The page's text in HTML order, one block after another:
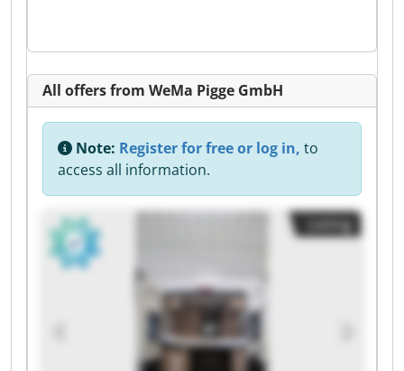
All offers from WeMa Pigge GmbH
Note: Register for free or log in, to
access all information.
Listing